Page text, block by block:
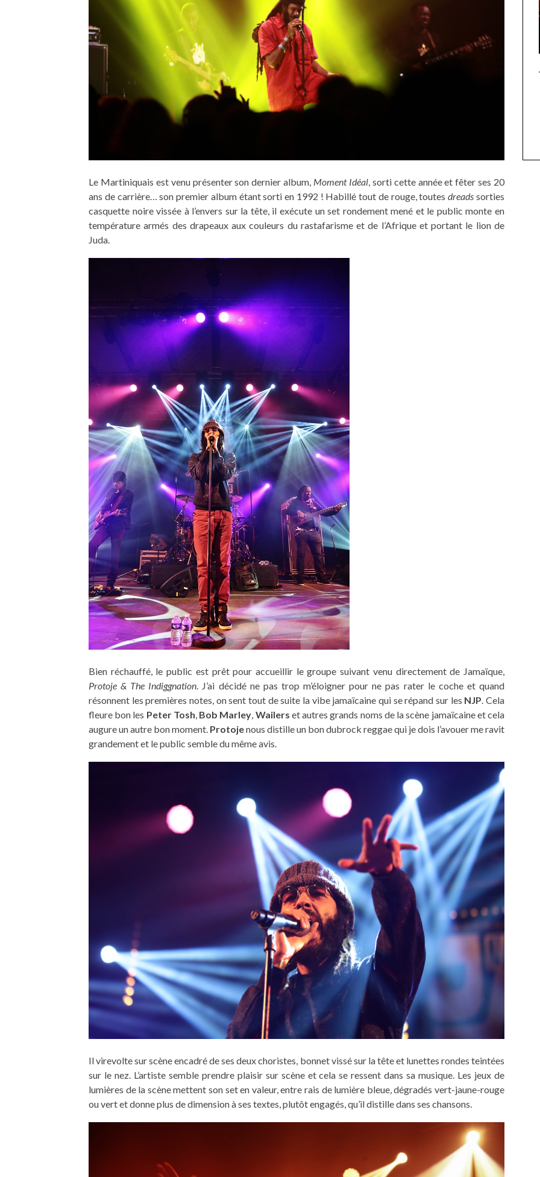
Le Martiniquais est venu présenter son dernier album, Moment Idéal, sorti cette année et fêter ses 20
ans de carrière… son premier album étant sorti en 1992 ! Habillé tout de rouge, toutesdreads sorties
casquette noire vissée à l’envers sur la tête, il exécute un set rondement mené et le public monte en
température armés des drapeaux aux couleurs du rastafarisme et de l’Afrique et portant le lion de
Juda.
Bien réchauffé, le public est prêt pour accueillir le groupe suivant venu directement de Jamaïque,
Protoje & The Indiggnation . J’ai décidé ne pas trop m’éloigner pour ne pas rater le coche et quand
résonnent les premières notes, on sent tout de suite la vibe jamaïcaine qui se répand sur les NJP . Cela
fleure bon les Peter Tosh Bob Marley Wailers et autres grands noms de la scène jamaïcaine et cela
augure un autre bon moment. Protojenous distille un bon dubrock reggae qui je dois l’avouer me ravit
grandement et le public semble du même avis.
Il virevolte sur scène encadré de ses deux choristes, bonnet vissé sur la tête et lunettes rondes teintées
sur le nez. L’artiste semble prendre plaisir sur scène et cela se ressent dans sa musique. Les jeux de
lumières de la scène mettent son set en valeur, entre rais de lumière bleue, dégradés vert-jaune-rouge
ou vert et donne plus de dimension à ses textes, plutôt engagés, qu’il distille dans ses chansons.